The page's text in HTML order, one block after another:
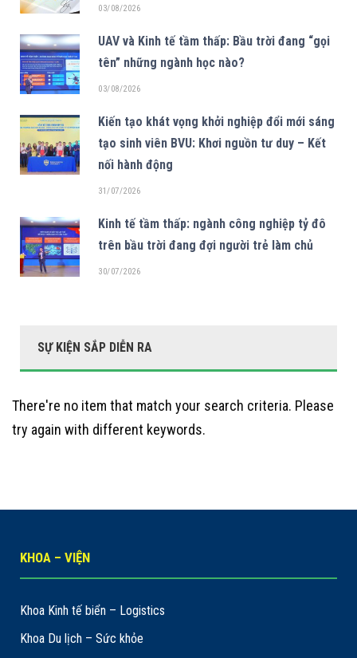
03/08/2026
UAV và Kinh tế tầm thấp: Bầu trời đang “gọi
tên” những ngành học nào?
03/08/2026
Kiến tạo khát vọng khởi nghiệp đổi mới sáng
tạo sinh viên BVU: Khơi nguồn tư duy – Kết
nối hành động
31/07/2026
Kinh tế tầm thấp: ngành công nghiệp tỷ đô
trên bầu trời đang đợi người trẻ làm chủ
30/07/2026
SỰ KIỆN SẮP DIỄN RA
There're no item that match your search criteria. Please
try again with different keywords.
KHOA – VIỆN
Khoa Kinh tế biển – Logistics
Khoa Du lịch – Sức khỏe